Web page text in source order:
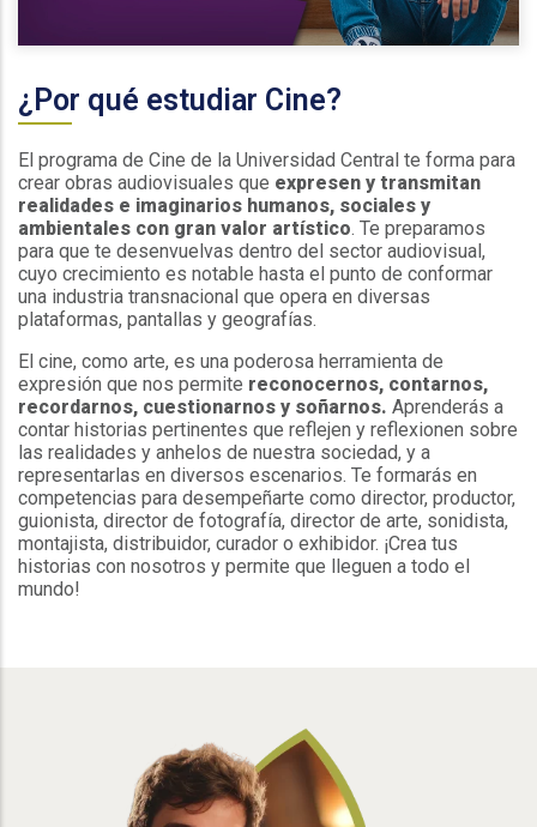
¿Por qué estudiar Cine?
El programa de Cine de la Universidad Central te forma para
crear obras audiovisuales que expresen y transmitan
realidades e imaginarios humanos, sociales y
ambientales con gran valor artístico. Te preparamos
para que te desenvuelvas dentro del sector audiovisual,
cuyo crecimiento es notable hasta el punto de conformar
una industria transnacional que opera en diversas
plataformas, pantallas y geografías.
El cine, como arte, es una poderosa herramienta de
expresión que nos permite reconocernos, contarnos,
recordarnos, cuestionarnos y soñarnos. Aprenderás a
contar historias pertinentes que reflejen y reflexionen sobre
las realidades y anhelos de nuestra sociedad, y a
representarlas en diversos escenarios. Te formarás en
competencias para desempeñarte como director, productor,
guionista, director de fotografía, director de arte, sonidista,
montajista, distribuidor, curador o exhibidor. ¡Crea tus
historias con nosotros y permite que lleguen a todo el
mundo!